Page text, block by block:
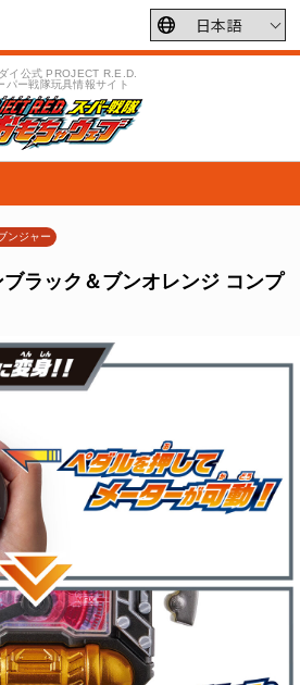
イ公式 PROJECT R.E.D.
パー戦隊玩具情報サイト
ンジャー
ラック＆ブンオレンジ コンプ